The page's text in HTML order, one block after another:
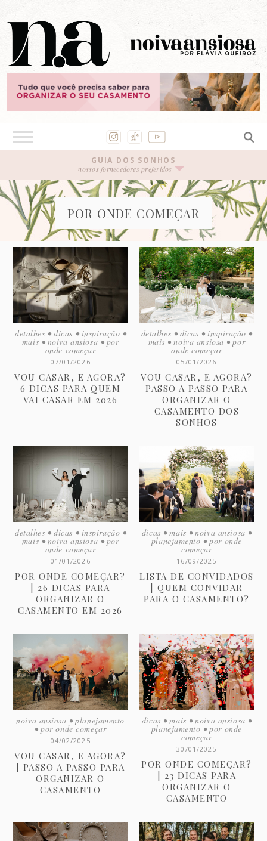
GUIA DOS SONHOS
nossos fornecedores preferidos
POR ONDE COMEÇAR
detalhes • dicas • inspiração •
mais • noiva ansiosa • por
onde começar
07/01/2026
VOU CASAR, E AGORA?
6 DICAS PARA QUEM
VAI CASAR EM 2026
detalhes • dicas • inspiração •
mais • noiva ansiosa • por
onde começar
05/01/2026
VOU CASAR, E AGORA?
PASSO A PASSO PARA
ORGANIZAR O
CASAMENTO DOS
SONHOS
detalhes • dicas • inspiração •
mais • noiva ansiosa • por
onde começar
01/01/2026
POR ONDE COMEÇAR?
| 26 DICAS PARA
ORGANIZAR O
CASAMENTO EM 2026
dicas • mais • noiva ansiosa •
planejamento • por onde
começar
16/09/2025
LISTA DE CONVIDADOS
| QUEM CONVIDAR
PARA O CASAMENTO?
noiva ansiosa • planejamento
• por onde começar
04/02/2025
VOU CASAR, E AGORA?
| PASSO A PASSO PARA
ORGANIZAR O
CASAMENTO
dicas • mais • noiva ansiosa •
planejamento • por onde
começar
30/01/2025
POR ONDE COMEÇAR?
| 23 DICAS PARA
ORGANIZAR O
CASAMENTO